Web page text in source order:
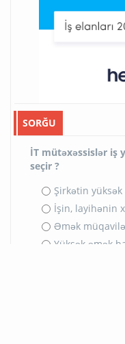
SORĞU
İT mütəxəssislər iş
seçir ?
Şirkətin
İşin, layihənin
Əmək
Yüksək əmək